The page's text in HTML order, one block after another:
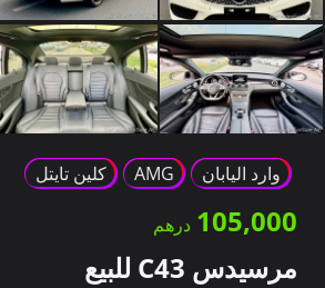
وارد اليابان AMG كلين تايتل
105,000
مرسيدس C43 للبيع